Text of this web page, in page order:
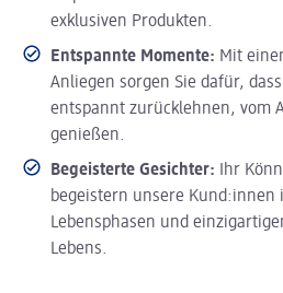
exklusiven Produkten.
Entspannte Momente: Mit
Anliegen sorgen Sie dafür,
entspannt zurücklehnen, vom
genießen.
Begeisterte Gesichter:
Ihr
begeistern unsere Kund:innen
Lebensphasen und
Lebens.